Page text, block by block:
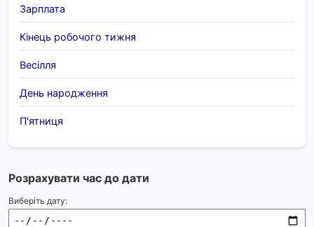
Зарплата
Кінець робочого тижня
Весілля
День народження
П'ятниця
Розрахувати час до дати
Виберіть дату: